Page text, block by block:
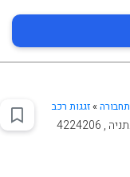
תחבורה»זגגות רכב
המסגר 20, נתניה , 4224206